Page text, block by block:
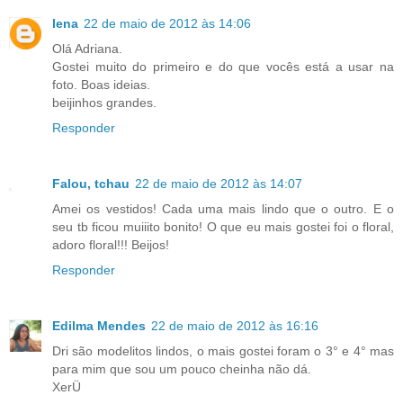
lena 22 de maio de 2012 às 14:06
Olá Adriana.
Gostei muito do primeiro e do que vocês está a usar na
foto. Boas ideias.
beijinhos grandes.
Responder
Falou, tchau 22 de maio de 2012 às 14:07
Amei os vestidos! Cada uma mais lindo que o outro. E o
seu tb ficou muiiito bonito! O que eu mais gostei foi o floral,
adoro floral!!! Beijos!
Responder
Edilma Mendes 22 de maio de 2012 às 16:16
Dri são modelitos lindos, o mais gostei foram o 3° e 4° mas
para mim que sou um pouco cheinha não dá.
XerÜ